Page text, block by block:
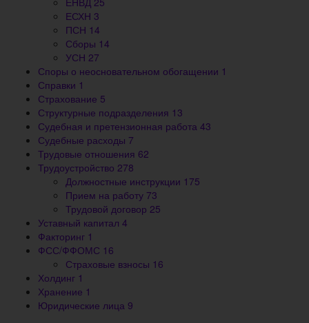
ЕСХН 3
ПСН 14
Сборы 14
УСН 27
Споры о неосновательном обогащении 1
Справки 1
Страхование 5
Структурные подразделения 13
Судебная и претензионная работа 43
Судебные расходы 7
Трудовые отношения 62
Трудоустройство 278
Должностные инструкции 175
Прием на работу 73
Трудовой договор 25
Уставный капитал 4
Факторинг 1
ФСС/ФФОМС 16
Страховые взносы 16
Холдинг 1
Хранение 1
Юридические лица 9